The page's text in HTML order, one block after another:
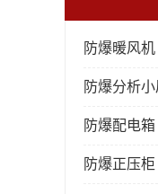
防爆暖风机
防爆分析小
防爆配电箱
防爆正压柜